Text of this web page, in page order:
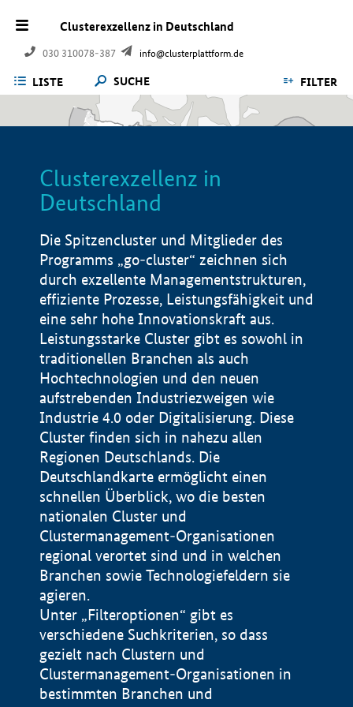
Clusterexzellenz in Deutschland
030 310078-387 info@clusterplattform.de
LISTE SUCHE FILTER
Clusterexzellenz in
Deutschland
Die Spitzencluster und Mitglieder des
Programms „go-cluster“ zeichnen sich
durch exzellente Managementstrukturen,
effiziente Prozesse, Leistungsfähigkeit und
eine sehr hohe Innovationskraft aus.
Leistungsstarke Cluster gibt es sowohl in
traditionellen Branchen als auch
Hochtechnologien und den neuen
aufstrebenden Industriezweigen wie
Industrie 4.0 oder Digitalisierung. Diese
Cluster finden sich in nahezu allen
Regionen Deutschlands. Die
Deutschlandkarte ermöglicht einen
schnellen Überblick, wo die besten
nationalen Cluster und
Clustermanagement-Organisationen
regional verortet sind und in welchen
Branchen sowie Technologiefeldern sie
agieren.
Unter „Filteroptionen“ gibt es
verschiedene Suchkriterien, so dass
gezielt nach Clustern und
Clustermanagement-Organisationen in
bestimmten Branchen und
Impressum
Datenschutzerklärung
BMWE, 2026 ©
100 km © Geobasis-DE / BKG 2015